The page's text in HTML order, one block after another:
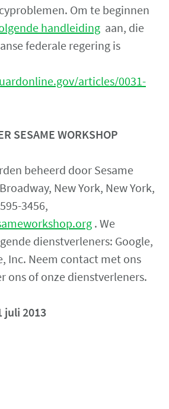
Om te beginnen
handleiding aan, die
federale regering is
articles/0031-
SESAME WORKSHOP
beheerd door Sesame
New York, New York,
3456,
. We
dienstverleners: Google,
Inc. Neem contact met ons
ons of onze dienstverleners.
juli 2013